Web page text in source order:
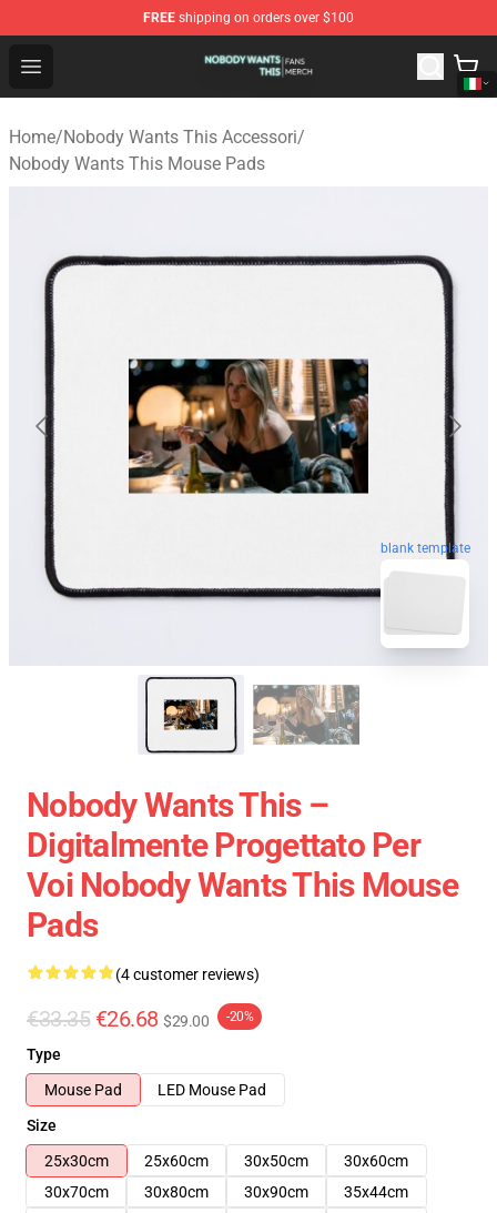
FREE shipping on orders over $100
Open menu
Nobody Wants This Shop - Official Nobody Wants This
Home/Nobody Wants This Accessori/
Nobody Wants This Mouse Pads
blank template
Nobody Wants This –
Digitalmente Progettato Per
Voi Nobody Wants This Mouse
Pads
(4 customer reviews)
€33.35 €26.68 $29.00 -20%
Type
Mouse Pad
LED Mouse Pad
Size
25x30cm
25x60cm 30x50cm
30x60cm
30x70cm
30x80cm 30x90cm
35x44cm